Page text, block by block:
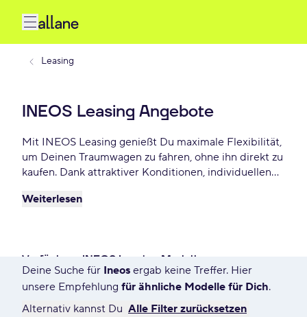
Leasing
INEOS Leasing Angebote
Mit INEOS Leasing genießt Du maximale Flexibilität,
um Deinen Traumwagen zu fahren, ohne ihn direkt zu
kaufen. Dank attraktiver Konditionen, individuellen
INEOS Leasing eine praktische und beliebte Lösung
monatlich für Privat und Gewerbekunden.
Weiterlesen
Verfügbare INEOS Leasing Modelle
7612 Angebote für Deine Suche
Deine Suche für Ineos ergab keine Treffer. Hier
unsere Empfehlung für ähnliche Modelle für Dich.
Alternativ kannst Du Alle Filter zurücksetzen